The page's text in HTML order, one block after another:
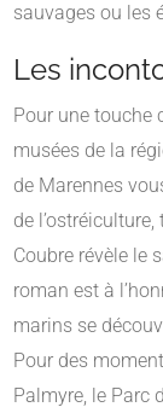
sauvages ou les
Les
Pour une touche
musées de la
de Marennes
de
Coubre révèle le
roman est à
marins se
Pour des
Palmyre, le Parc